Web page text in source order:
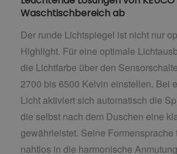
Waschtischbereich ab
Der runde Lichtspiegel ist nicht nur
Highlight. Für eine optimale
die Lichtfarbe über den
2700 bis 6500 Kelvin einstellen. Bei
Licht aktiviert sich automatisch die
die selbst nach dem Duschen eine
gewährleistet. Seine Formensprache
nahtlos in die harmonische